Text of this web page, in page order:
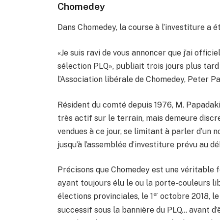
Chomedey
Dans Chomedey, la course à l’investiture a
«Je suis ravi de vous annoncer que j’ai
sélection PLQ», publiait trois jours plus
l’Association libérale de Chomedey, Peter
Résident du comté depuis 1976, M.
très actif sur le terrain, mais demeure
vendues à ce jour, se limitant à parler d’un
jusqu’à l’assemblée d’investiture prévu au
Précisons que Chomedey est une
ayant toujours élu le ou la porte-couleurs
élections provinciales, le 1 er octobre 2018,
successif sous la bannière du PLQ… avant